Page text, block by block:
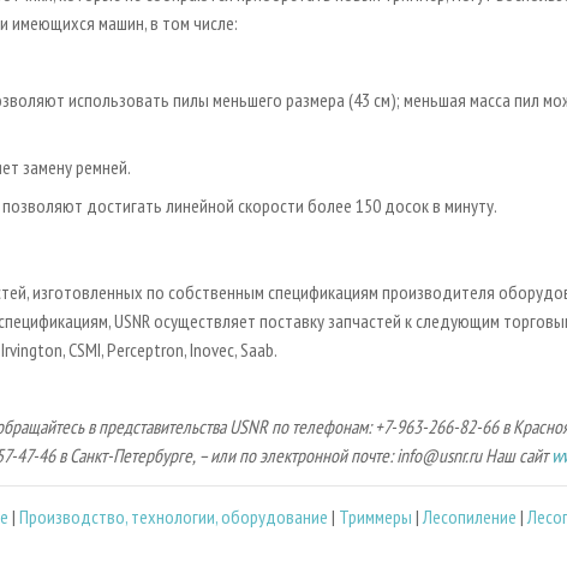
имеющихся машин, в том числе:
использовать пилы меньшего размера (43 см); меньшая масса пил
замену ремней.
достигать линейной скорости более 150 досок в минуту.
изготовленных по собственным спецификациям производителя
USNR осуществляет поставку запчастей к следующим
CSMI, Perceptron, Inovec, Saab.
в представительства USNR по телефонам: +7-963-266-82-66 в
47-46 в Санкт-Петербурге, – или по электронной почте: info@usnr.ru Наш сайт
| Производство, технологии, оборудование | Триммеры | Лесопиление |